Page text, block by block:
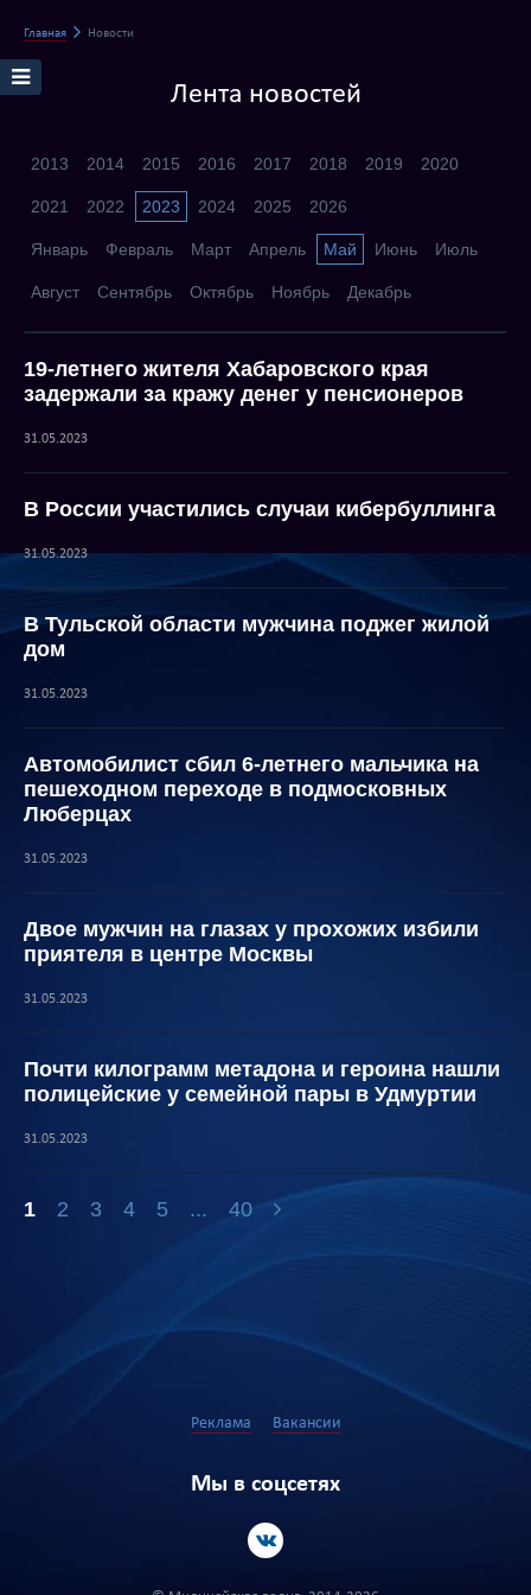
Главная Новости
Лента новостей
2013 2014 2015 2016 2017 2018 2019 2020
2021 2022 2023 2024 2025 2026
Январь Февраль Март Апрель Май Июнь Июль
Август Сентябрь Октябрь Ноябрь Декабрь
19-летнего жителя Хабаровского края
задержали за кражу денег у пенсионеров
31.05.2023
В России участились случаи кибербуллинга
31.05.2023
В Тульской области мужчина поджег жилой
дом
31.05.2023
Автомобилист сбил 6-летнего мальчика на
пешеходном переходе в подмосковных
Люберцах
31.05.2023
Двое мужчин на глазах у прохожих избили
приятеля в центре Москвы
31.05.2023
Почти килограмм метадона и героина нашли
полицейские у семейной пары в Удмуртии
31.05.2023
1 2 3 4 5 ... 40
Реклама Вакансии
Мы в соцсетях